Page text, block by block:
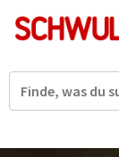
zum
Inhalt
Suche